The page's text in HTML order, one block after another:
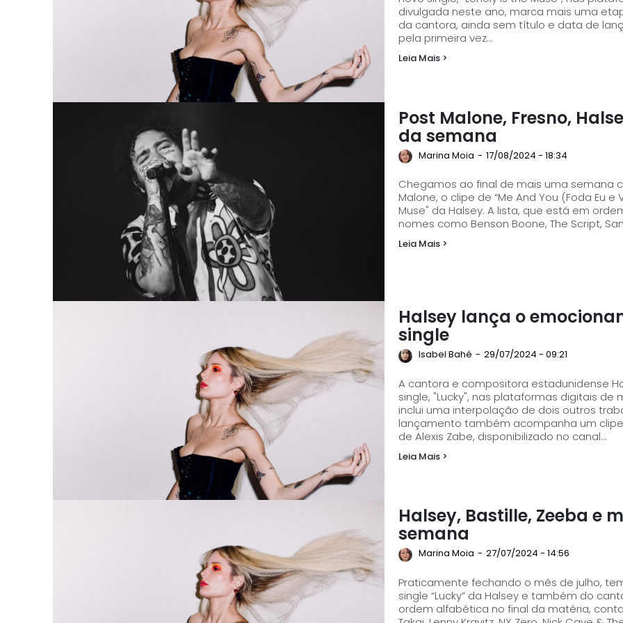
divulgada neste ano, marca mais uma
da cantora, ainda sem título e data de
pela primeira vez...
Leia Mais >
Post Malone, Fresno,
da semana
Marina Moia - 17/08/2024 - 18:34
Chegamos ao final de mais uma semana
Malone, o clipe de “Me And You (Foda Eu
Muse" da Halsey. A lista, que está em ordem alfabética no final da matéria, conta ainda com
nomes como Benson Boone, The Script,
Leia Mais >
Halsey lança o
single
Isabel Bahé - 29/07/2024 - 09:21
A cantora e compositora estadunidense
single, "Lucky", nas plataformas digitais de música. A canção, produzida por
inclui uma interpolação de dois outros
lançamento também acompanha um
de Alexis Zabe, disponibilizado no canal...
Leia Mais >
Halsey, Bastille, Zeeba e
semana
Marina Moia - 27/07/2024 - 14:56
Praticamente fechando o mês de julho,
single “Lucky” da Halsey e também do cantor Zeeba,
ordem alfabética no final da matéria,